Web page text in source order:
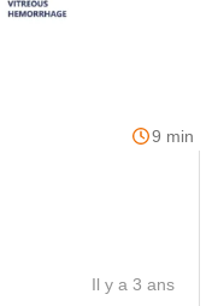
9 min
Il y a 3 ans